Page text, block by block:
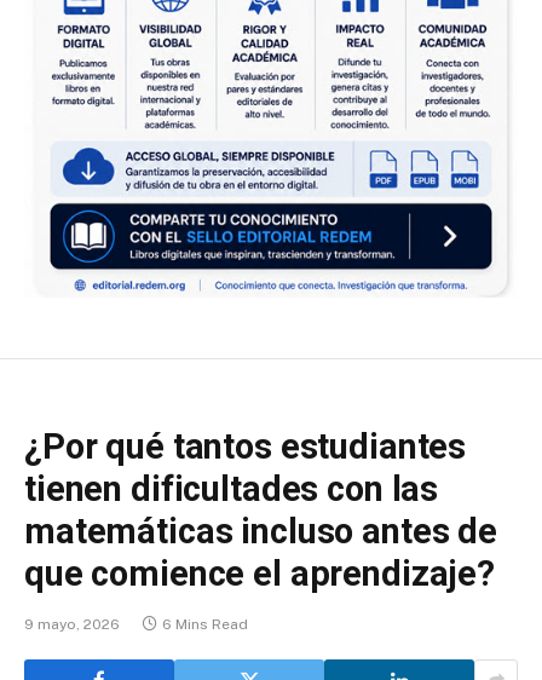
¿Por qué tantos estudiantes
tienen dificultades con las
matemáticas incluso antes de
que comience el aprendizaje?
9 mayo, 2026 6 Mins Read